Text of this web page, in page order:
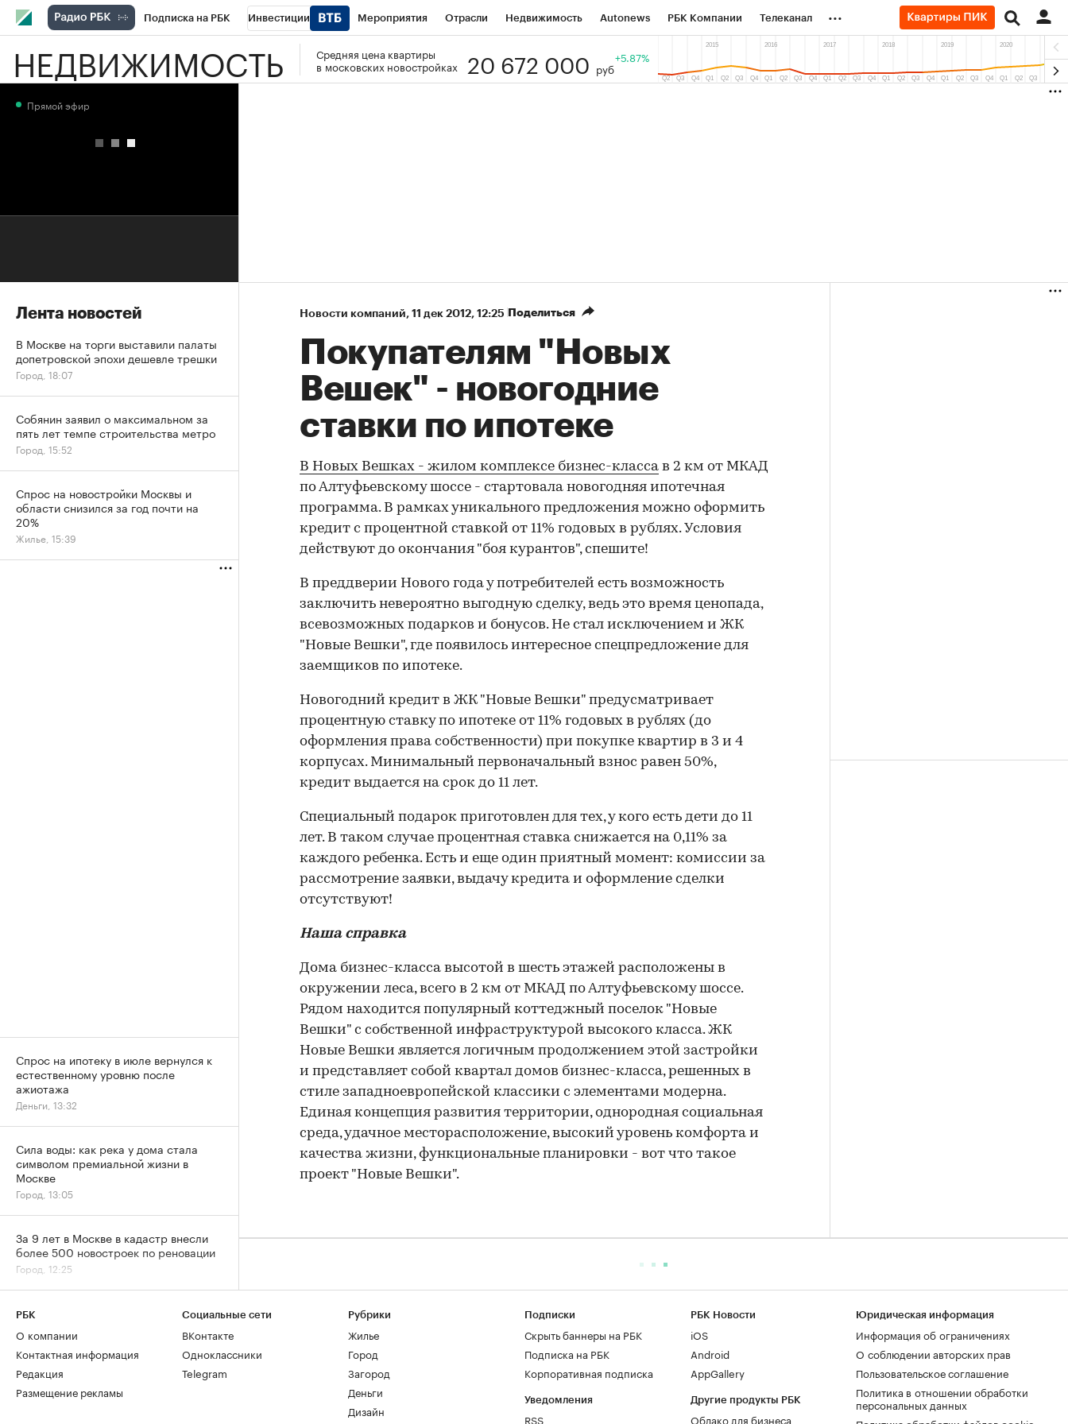
Подписка на РБК Инвестиции Мероприятия Отрасли Недвижимость Autonews РБК Компании Телеканал
РБК Вино Спорт Школа управления РБК РБК Образование Тренды
...
НЕДВИЖИМОСТЬ
Средняя цена квартиры
в московских новостройках
20 672 000 руб
+5.87%
Новости компаний⁠, 11 дек 2012, 12:25 Поделиться
Покупателям "Новых
Вешек" - новогодние
ставки по ипотеке
В Новых Вешках - жилом комплексе бизнес-класса в 2 км от МКАД
по Алтуфьевскому шоссе - стартовала новогодняя ипотечная
программа. В рамках уникального предложения можно оформить
кредит с процентной ставкой от 11% годовых в рублях. Условия
действуют до окончания "боя курантов", спешите!
В преддверии Нового года у потребителей есть возможность
заключить невероятно выгодную сделку, ведь это время ценопада,
всевозможных подарков и бонусов. Не стал исключением и ЖК
"Новые Вешки", где появилось интересное спецпредложение для
заемщиков по ипотеке.
Новогодний кредит в ЖК "Новые Вешки" предусматривает
процентную ставку по ипотеке от 11% годовых в рублях (до
оформления права собственности) при покупке квартир в 3 и 4
корпусах. Минимальный первоначальный взнос равен 50%,
кредит выдается на срок до 11 лет.
Специальный подарок приготовлен для тех, у кого есть дети до 11
лет. В таком случае процентная ставка снижается на 0,11% за
каждого ребенка. Есть и еще один приятный момент: комиссии за
рассмотрение заявки, выдачу кредита и оформление сделки
отсутствуют!
Наша справка
Дома бизнес-класса высотой в шесть этажей расположены в
окружении леса, всего в 2 км от МКАД по Алтуфьевскому шоссе.
Рядом находится популярный коттеджный поселок "Новые
Вешки" с собственной инфраструктурой высокого класса. ЖК
Новые Вешки является логичным продолжением этой застройки
и представляет собой квартал домов бизнес-класса, решенных в
стиле западноевропейской классики с элементами модерна.
Единая концепция развития территории, однородная социальная
среда, удачное месторасположение, высокий уровень комфорта и
качества жизни, функциональные планировки - вот что такое
проект "Новые Вешки".
Прямой эфир
Лента новостей
В Москве на торги выставили палаты
допетровской эпохи дешевле трешки
Город, 18:07
Собянин заявил о максимальном за
пять лет темпе строительства метро
Город, 15:52
Спрос на новостройки Москвы и
области снизился за год почти на
20%
Жилье, 15:39
Спрос на ипотеку в июле вернулся к
естественному уровню после
ажиотажа
Деньги, 13:32
Сила воды: как река у дома стала
символом премиальной жизни в
Москве
Город, 13:05
За 9 лет в Москве в кадастр внесли
более 500 новостроек по реновации
Город, 12:25
От каких материалов при ремонте
Дизайн, 11:47
Более половины компаний при
ремонте офисов превышают
РБК
О компании
Контактная информация
Редакция
Размещение рекламы
Социальные сети
ВКонтакте
Одноклассники
Telegram
Рубрики
Жилье
Город
Загород
Деньги
Дизайн
Подписки
Скрыть баннеры на РБК
Подписка на РБК
Корпоративная подписка
Уведомления
RSS
РБК Новости
iOS
Android
AppGallery
Другие продукты РБК
Облако для бизнеса
Юридическая информация
Информация об ограничениях
О соблюдении авторских прав
Пользовательское соглашение
Политика в отношении обработки
персональных данных